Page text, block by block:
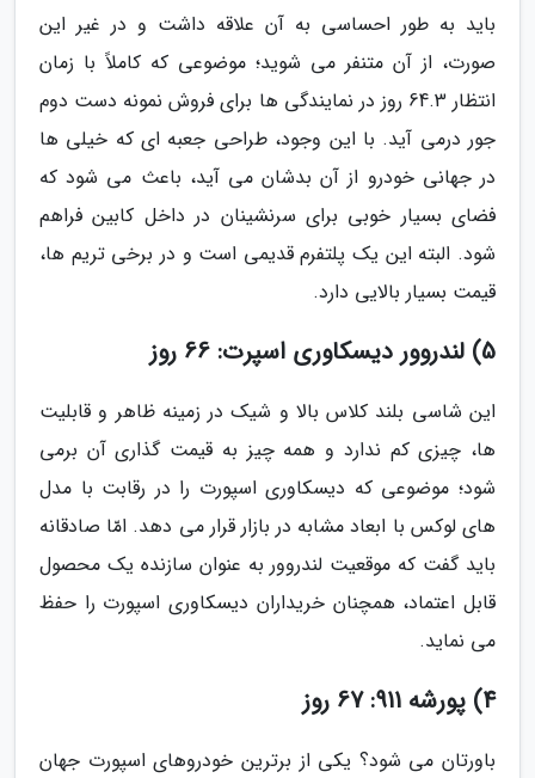
باید به طور احساسی به آن علاقه داشت و در غیر این
صورت، از آن متنفر می شوید؛ موضوعی که کاملاً با زمان
انتظار 64.3 روز در نمایندگی ها برای فروش نمونه دست دوم
جور درمی آید. با این وجود، طراحی جعبه ای که خیلی ها
در جهانی خودرو از آن بدشان می آید، باعث می شود که
فضای بسیار خوبی برای سرنشینان در داخل کابین فراهم
شود. البته این یک پلتفرم قدیمی است و در برخی تریم ها،
قیمت بسیار بالایی دارد.
5) لندروور دیسکاوری اسپرت: 66 روز
این شاسی بلند کلاس بالا و شیک در زمینه ظاهر و قابلیت
ها، چیزی کم ندارد و همه چیز به قیمت گذاری آن برمی
شود؛ موضوعی که دیسکاوری اسپورت را در رقابت با مدل
های لوکس با ابعاد مشابه در بازار قرار می دهد. امّا صادقانه
باید گفت که موقعیت لندروور به عنوان سازنده یک محصول
قابل اعتماد، همچنان خریداران دیسکاوری اسپورت را حفظ
می نماید.
4) پورشه 911: 67 روز
باورتان می شود؟ یکی از برترین خودروهای اسپورت جهان